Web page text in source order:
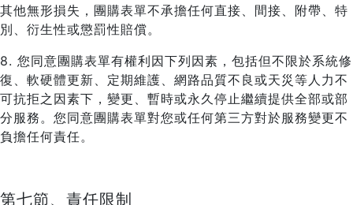
其他無形損失，團購表單不承擔任何直接、間接、附帶、特
別、衍生性或懲罰性賠償。
8. 您同意團購表單有權利因下列因素，包括但不限於系統修
復、軟硬體更新、定期維護、網路品質不良或天災等人力不
可抗拒之因素下，變更、暫時或永久停止繼續提供全部或部
分服務。您同意團購表單對您或任何第三方對於服務變更不
負擔任何責任。
第七節、責任限制